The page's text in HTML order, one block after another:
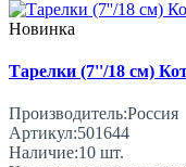
Новинка
Тарелки (7''/18 см)
Производитель:Россия
Артикул:501644
Наличие:10 шт.